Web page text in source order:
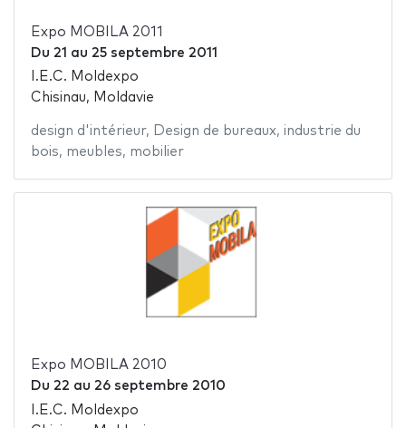
Expo MOBILA 2011
Du 21 au 25 septembre 2011
I.E.C. Moldexpo
Chisinau, Moldavie
design d'intérieur, Design de bureaux, industrie du
bois, meubles, mobilier
Expo MOBILA 2010
Du 22 au 26 septembre 2010
I.E.C. Moldexpo